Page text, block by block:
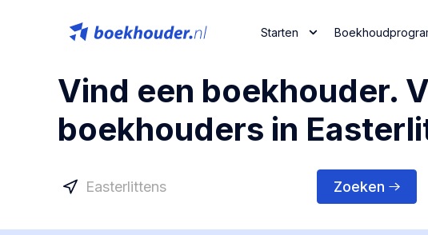
Starten
Vind een boekhouder.
boekhouders in
Zoeken